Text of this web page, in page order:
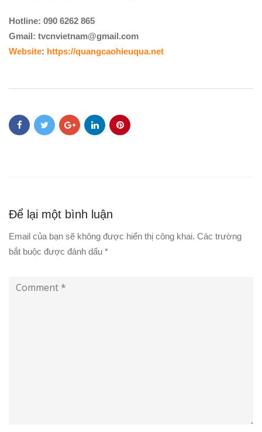
Hotline: 090 6262 865
Gmail: tvcnvietnam@gmail.com
Website: https://quangcaohieuqua.net
Để lại một bình luận
Email của bạn sẽ không được hiển thị công khai. Các trường
bắt buộc được đánh dấu *